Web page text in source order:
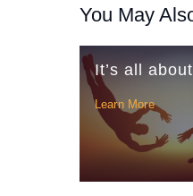
You May
It’s all
Learn More